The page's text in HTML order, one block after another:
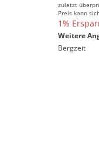
zuletzt
Preis kann
1%
Weitere
Bergzeit